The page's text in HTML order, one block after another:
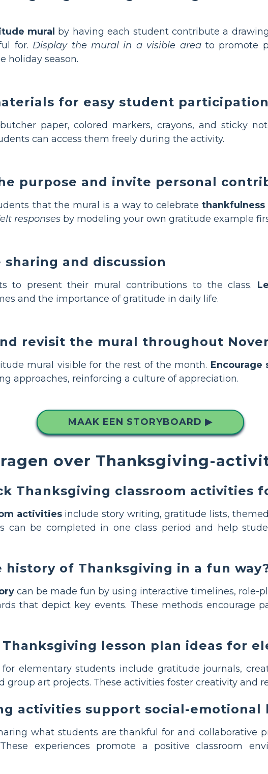
mural by having each student contribute a
for. Display the mural in a visible areato promote
holiday season.
for easy student participation
paper, colored markers, crayons, and sticky
can access them freely during the activity.
purpose and invite personal
that the mural is a way to celebrate
responses by modeling your own gratitude example
sharing and discussion
to present their mural contributions to the class.
and the importance of gratitude in daily life.
revisit the mural throughout
mural visible for the rest of the month. Encourage
approaches, reinforcing a culture of appreciation.
MAAK EEN STORYBOARD ▶
over Thanksgiving-
Thanksgiving classroom activities
activitiesinclude story writing, gratitude lists,
can be completed in one class period and help
history of Thanksgiving in a fun
can be made fun by using interactive timelines, role-
that depict key events. These methods encourage
lesson plan ideas for
elementary students include gratitude journals,
group art projects. These activities foster creativity and
activities support social-emotional
what students are thankful for and collaborative
experiences promote a positive classroom